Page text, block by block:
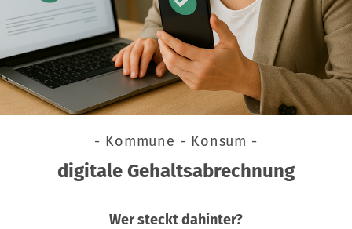
- Kommune - Konsum -
digitale Gehaltsabrechnung
Wer steckt dahinter?